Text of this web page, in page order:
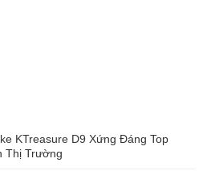
KTreasure D9 Xứng Đáng Top
Thị Trường